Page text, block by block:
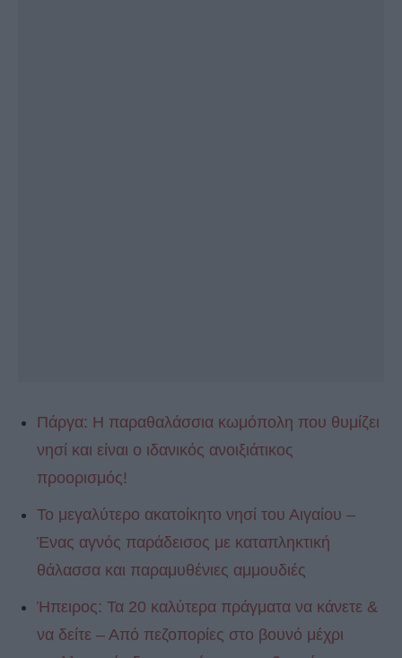
Πάργα: H παραθαλάσσια κωμόπολη που θυμίζει
νησί και είναι ο ιδανικός ανοιξιάτικος
προορισμός!
To μεγαλύτερο ακατοίκητο νησί του Αιγαίου –
Ένας αγνός παράδεισος με καταπληκτική
θάλασσα και παραμυθένιες αμμουδιές
Ήπειρος: Τα 20 καλύτερα πράγματα να κάνετε &
να δείτε – Από πεζοπορίες στο βουνό μέχρι